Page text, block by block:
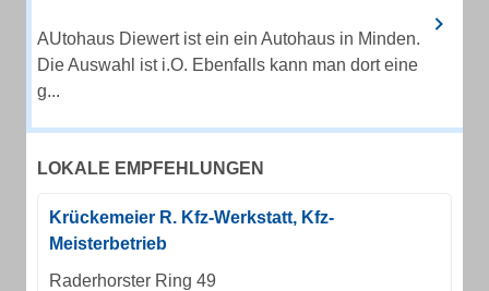
AUtohaus Diewert ist ein ein Autohaus in Minden.
Die Auswahl ist i.O. Ebenfalls kann man dort eine
g...
LOKALE EMPFEHLUNGEN
Krückemeier R. Kfz-Werkstatt, Kfz-
Meisterbetrieb
Raderhorster Ring 49